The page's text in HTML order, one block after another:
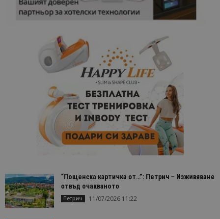
“Пощенска картичка от…”: Петрич – Изживяване
отвъд очакваното
Петрич 11/07/2026 11:22